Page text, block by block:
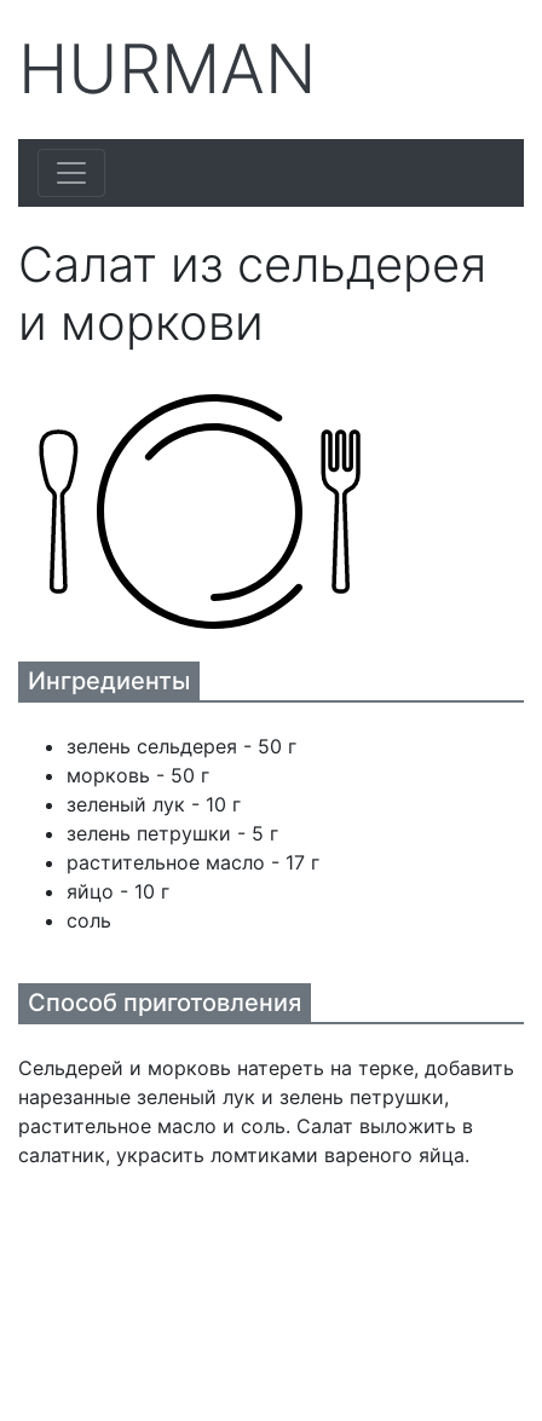
HURMAN
Салат из сельдерея
и моркови
Ингредиенты
зелень сельдерея - 50 г
морковь - 50 г
зеленый лук - 10 г
зелень петрушки - 5 г
растительное масло - 17 г
яйцо - 10 г
соль
Способ приготовления
Сельдерей и морковь натереть на терке, добавить
нарезанные зеленый лук и зелень петрушки,
растительное масло и соль. Салат выложить в
салатник, украсить ломтиками вареного яйца.